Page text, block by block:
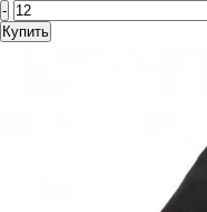
-
Купить